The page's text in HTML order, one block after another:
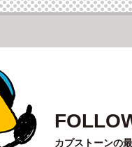
カプストーンの